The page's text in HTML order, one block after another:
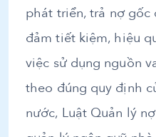
phát triển, trả nợ gốc
đảm tiết kiệm, hiệu
việc sử dụng nguồn
theo đúng quy định
nước, Luật Quản lý